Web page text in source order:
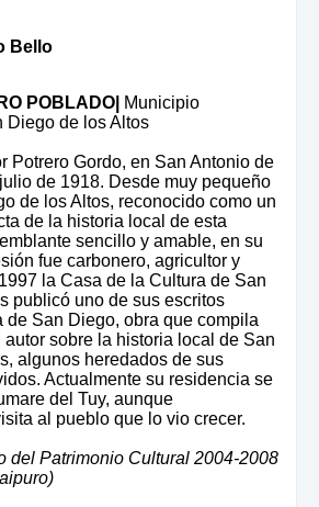
Bello
POBLADO| Municipio
Diego de los Altos
Potrero Gordo, en San Antonio de
de 1918. Desde muy pequeño
de los Altos, reconocido como un
de la historia local de esta
sencillo y amable, en su
fue carbonero, agricultor y
la Casa de la Cultura de San
publicó uno de sus escritos
de San Diego, obra que compila
autor sobre la historia local de San
algunos heredados de sus
Actualmente su residencia se
del Tuy, aunque
al pueblo que lo vio crecer.
del Patrimonio Cultural 2004-2008